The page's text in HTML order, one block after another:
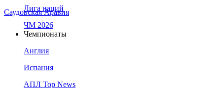
Саудовская Аравия
Лига наций
ЧМ 2026
Чемпионаты
Англия
Испания
АПЛ Top News